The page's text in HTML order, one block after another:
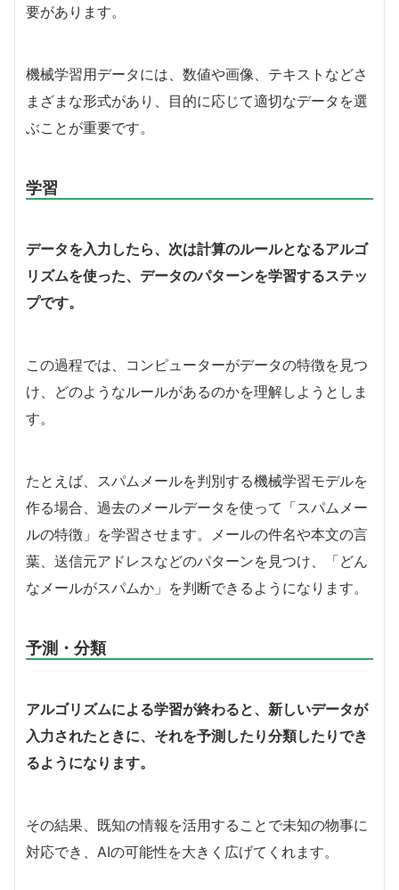
要があります。
機械学習用データには、数値や画像、テキストなどさ
まざまな形式があり、目的に応じて適切なデータを選
ぶことが重要です。
学習
データを入力したら、次は計算のルールとなるアルゴ
リズムを使った、データのパターンを学習するステッ
プです。
この過程では、コンピューターがデータの特徴を見つ
け、どのようなルールがあるのかを理解しようとしま
す。
たとえば、スパムメールを判別する機械学習モデルを
作る場合、過去のメールデータを使って「スパムメー
ルの特徴」を学習させます。メールの件名や本文の言
葉、送信元アドレスなどのパターンを見つけ、「どん
なメールがスパムか」を判断できるようになります。
予測・分類
アルゴリズムによる学習が終わると、新しいデータが
入力されたときに、それを予測したり分類したりでき
るようになります。
その結果、既知の情報を活用することで未知の物事に
対応でき、AIの可能性を大きく広げてくれます。